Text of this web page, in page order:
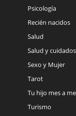
Psicología
Recién nacidos
Salud
Salud y
Sexo y Mujer
Tarot
Tu hijo mes a
Turismo